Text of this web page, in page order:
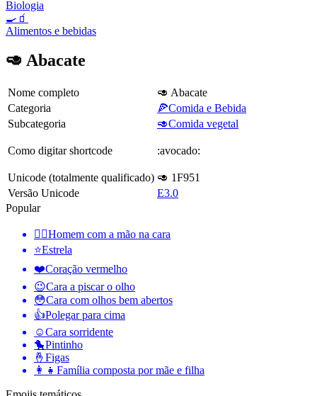
Biologia
🍳🧃
Alimentos e bebidas
🥑 Abacate
Nome completo
🥑 Abacate
Categoria
🍕Comida e Bebida
Subcategoria
🥑Comida vegetal
Como digitar shortcode :avocado:
Unicode (totalmente qualificado) 🥑 1F951
Versão Unicode
E3.0
Popular
🤦‍♂️Homem com a mão na cara
⭐Estrela
❤️Coração vermelho
😉Cara a piscar o olho
😳Cara com olhos bem abertos
👍Polegar para cima
☺️Cara sorridente
🐤Pintinho
🤞 Figas
👩‍👧 Família composta por mãe e filha